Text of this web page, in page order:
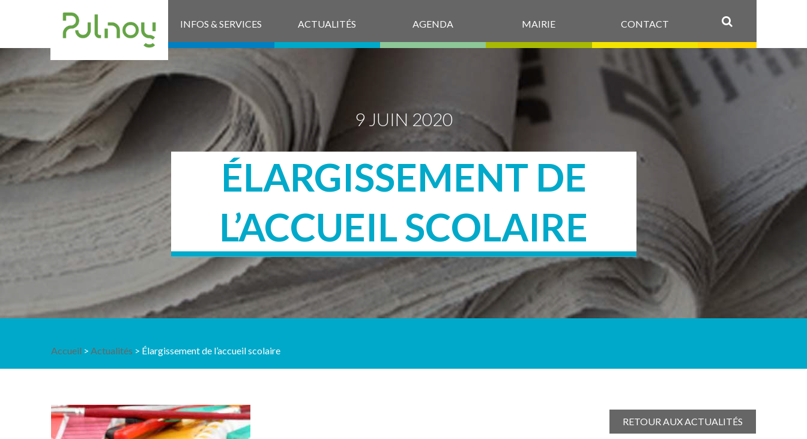
INFOS & SERVICES ACTUALITÉS AGENDA MAIRIE CONTACT
9 JUIN 2020
ÉLARGISSEMENT DE
L’ACCUEIL SCOLAIRE
Accueil > Actualités > Élargissement de l’accueil scolaire
RETOUR AUX ACTUALITÉS